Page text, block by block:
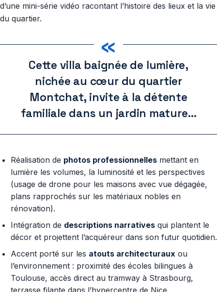
d’une mini-série vidéo racontant l’histoire des lieux et la vie
du quartier.
«
Cette villa baignée de lumière,
nichée au cœur du quartier
Montchat, invite à la détente
familiale dans un jardin mature…
Réalisation de photos professionnelles mettant en
lumière les volumes, la luminosité et les perspectives
(usage de drone pour les maisons avec vue dégagée,
plans rapprochés sur les matériaux nobles en
rénovation).
Intégration de descriptions narratives qui plantent le
décor et projettent l’acquéreur dans son futur quotidien.
Accent porté sur les atouts architecturaux ou
l’environnement : proximité des écoles bilingues à
Toulouse, accès direct au tramway à Strasbourg,
terrasse filante dans l’hypercentre de Nice.